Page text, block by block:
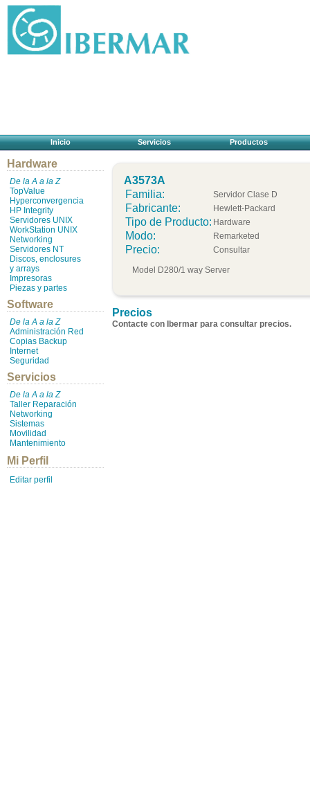
Inicio Servicios Productos
Hardware
De la A a la Z
TopValue
Hyperconvergencia
HP Integrity
Servidores UNIX
WorkStation UNIX
Networking
Servidores NT
Discos, enclosures
y arrays
Impresoras
Piezas y partes
Software
De la A a la Z
Administración Red
Copias Backup
Internet
Seguridad
Servicios
De la A a la Z
Taller Reparación
Networking
Sistemas
Movilidad
Mantenimiento
Mi Perfil
Editar perfil
A3573A
Familia:
Servidor Clase D
Fabricante: Hewlett-Packard
Tipo de Producto: Hardware
Modo: Remarketed
Precio: Consultar
Model D280/1 way Server
Precios
Contacte con Ibermar para consultar precios.